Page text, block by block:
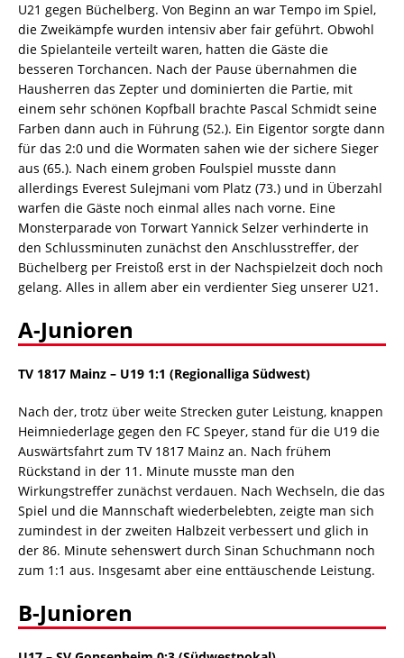
U21 gegen Büchelberg. Von Beginn an war Tempo im Spiel,
die Zweikämpfe wurden intensiv aber fair geführt. Obwohl
die Spielanteile verteilt waren, hatten die Gäste die
besseren Torchancen. Nach der Pause übernahmen die
Hausherren das Zepter und dominierten die Partie, mit
einem sehr schönen Kopfball brachte Pascal Schmidt seine
Farben dann auch in Führung (52.). Ein Eigentor sorgte dann
für das 2:0 und die Wormaten sahen wie der sichere Sieger
aus (65.). Nach einem groben Foulspiel musste dann
allerdings Everest Sulejmani vom Platz (73.) und in Überzahl
warfen die Gäste noch einmal alles nach vorne. Eine
Monsterparade von Torwart Yannick Selzer verhinderte in
den Schlussminuten zunächst den Anschlusstreffer, der
Büchelberg per Freistoß erst in der Nachspielzeit doch noch
gelang. Alles in allem aber ein verdienter Sieg unserer U21.
A-Junioren
TV 1817 Mainz – U19 1:1 (Regionalliga Südwest)
Nach der, trotz über weite Strecken guter Leistung, knappen
Heimniederlage gegen den FC Speyer, stand für die U19 die
Auswärtsfahrt zum TV 1817 Mainz an. Nach frühem
Rückstand in der 11. Minute musste man den
Wirkungstreffer zunächst verdauen. Nach Wechseln, die das
Spiel und die Mannschaft wiederbelebten, zeigte man sich
zumindest in der zweiten Halbzeit verbessert und glich in
der 86. Minute sehenswert durch Sinan Schuchmann noch
zum 1:1 aus. Insgesamt aber eine enttäuschende Leistung.
B-Junioren